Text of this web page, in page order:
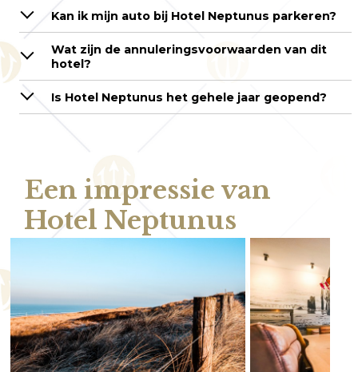
Kan ik mijn auto bij Hotel Neptunus parkeren?
Wat zijn de annuleringsvoorwaarden van dit
hotel?
Is Hotel Neptunus het gehele jaar geopend?
Een impressie van
Hotel Neptunus